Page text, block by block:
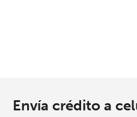
Envía crédito a